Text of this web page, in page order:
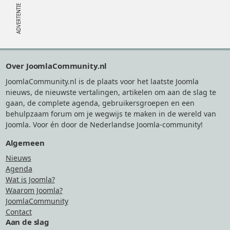
Over JoomlaCommunity.nl
JoomlaCommunity.nl is de plaats voor het laatste Joomla
nieuws, de nieuwste vertalingen, artikelen om aan de slag te
gaan, de complete agenda, gebruikersgroepen en een
behulpzaam forum om je wegwijs te maken in de wereld van
Joomla. Voor én door de Nederlandse Joomla-community!
Algemeen
Nieuws
Agenda
Wat is Joomla?
Waarom Joomla?
JoomlaCommunity
Contact
Aan de slag